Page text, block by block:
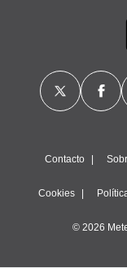
Contacto
Cookies
© 2026